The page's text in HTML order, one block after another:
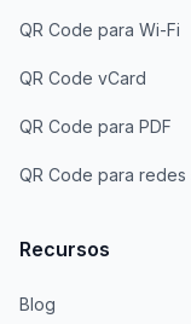
QR Code para Wi-Fi
QR Code vCard
QR Code para PDF
QR Code para redes
Recursos
Blog